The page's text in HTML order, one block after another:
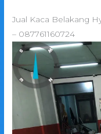
Jual Kaca Belakang
– 087761160724